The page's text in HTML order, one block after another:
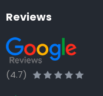
Reviews
(4.7)